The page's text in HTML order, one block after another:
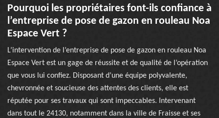
Pourquoi les propriétaires font-ils confiance à
l’entreprise de pose de gazon en rouleau Noa
Espace Vert ?
L’intervention de l’entreprise de pose de gazon en rouleau Noa
Espace Vert est un gage de réussite et de qualité de l’opération
que vous lui confiez. Disposant d’une équipe polyvalente,
chevronnée et soucieuse des attentes des clients, elle est
réputée pour ses travaux qui sont impeccables. Intervenant
dans tout le 24130, notamment dans la ville de Fraisse et ses